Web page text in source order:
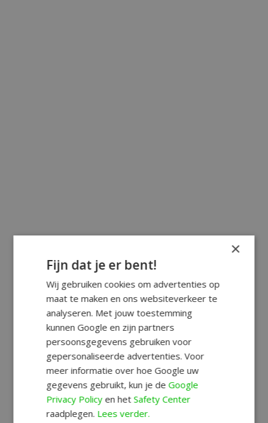
×
Fijn dat je er bent!
Wij gebruiken cookies om advertenties op
maat te maken en ons websiteverkeer te
analyseren. Met jouw toestemming
kunnen Google en zijn partners
persoonsgegevens gebruiken voor
gepersonaliseerde advertenties. Voor
meer informatie over hoe Google uw
gegevens gebruikt, kun je deGoogle
Privacy Policyen hetSafety Center
raadplegen. Lees verder.